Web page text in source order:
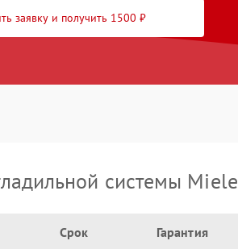
заявку и получить 1500 ₽
системы Miele
Срок Гарантия